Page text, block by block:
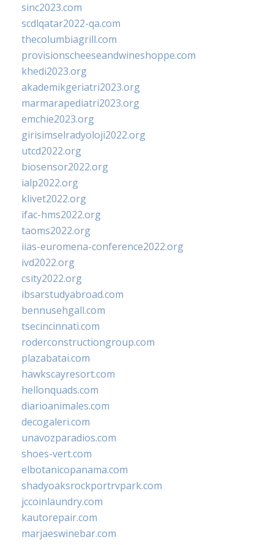
sinc2023.com
scdlqatar2022-qa.com
thecolumbiagrill.com
provisionscheeseandwineshoppe.com
khedi2023.org
akademikgeriatri2023.org
marmarapediatri2023.org
emchie2023.org
girisimselradyoloji2022.org
utcd2022.org
biosensor2022.org
ialp2022.org
klivet2022.org
ifac-hms2022.org
taoms2022.org
iias-euromena-conference2022.org
ivd2022.org
csity2022.org
ibsarstudyabroad.com
bennusehgall.com
tsecincinnati.com
roderconstructiongroup.com
plazabatai.com
hawkscayresort.com
hellonquads.com
diarioanimales.com
decogaleri.com
unavozparadios.com
shoes-vert.com
elbotanicopanama.com
shadyoaksrockportrvpark.com
jccoinlaundry.com
kautorepair.com
marjaeswinebar.com